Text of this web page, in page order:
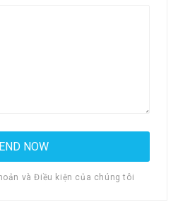
và Điều kiện của chúng tôi